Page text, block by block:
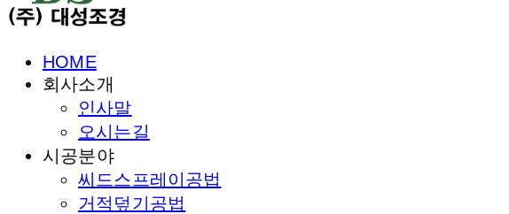
HOME
회사소개
인사말
오시는길
시공분야
씨드스프레이공법
거적덮기공법